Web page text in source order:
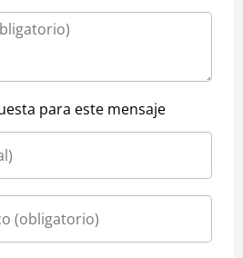
para este mensaje